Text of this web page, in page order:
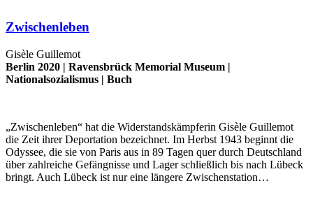
Zwischenleben
Gisèle Guillemot
Berlin 2020 | Ravensbrück Memorial Museum |
Nationalsozialismus | Buch
„Zwischenleben“ hat die Widerstandskämpferin Gisèle Guillemot
die Zeit ihrer Deportation bezeichnet. Im Herbst 1943 beginnt die
Odyssee, die sie von Paris aus in 89 Tagen quer durch Deutschland
über zahlreiche Gefängnisse und Lager schließlich bis nach Lübeck
bringt. Auch Lübeck ist nur eine längere Zwischenstation…